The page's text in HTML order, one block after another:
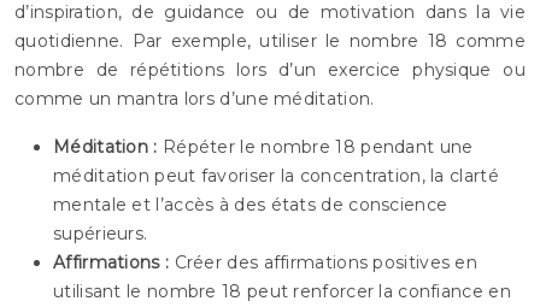
d’inspiration, de guidance ou de motivation dans la vie
quotidienne. Par exemple, utiliser le nombre 18 comme
nombre de répétitions lors d’un exercice physique ou
comme un mantra lors d’une méditation.
Méditation : Répéter le nombre 18 pendant une
méditation peut favoriser la concentration, la clarté
mentale et l’accès à des états de conscience
supérieurs.
Affirmations : Créer des affirmations positives en
utilisant le nombre 18 peut renforcer la confiance en